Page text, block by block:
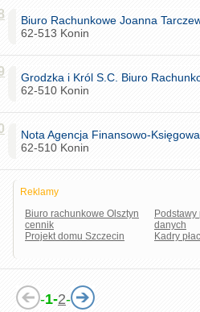
Biuro Rachunkowe Joanna
62-513 Konin
Grodzka i Król S.C. Biuro
62-510 Konin
Nota Agencja Finansowo-Księgowa
62-510 Konin
Reklamy
Biuro rachunkowe Olsztyn
cennik
Projekt domu Szczecin
danych
Kadry
-1-2-